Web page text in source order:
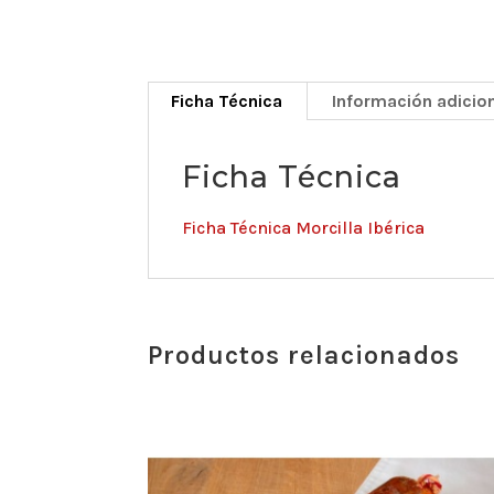
Ficha Técnica Información
Ficha Técnica
Ficha Técnica Morcilla Ibérica
Productos relacionados